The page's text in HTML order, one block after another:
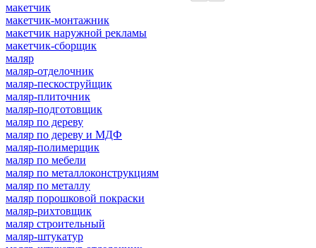
макетчик
макетчик-монтажник
макетчик наружной рекламы
макетчик-сборщик
маляр
маляр-отделочник
маляр-пескоструйщик
маляр-плиточник
маляр-подготовщик
маляр по дереву
маляр по дереву и МДФ
маляр-полимерщик
маляр по мебели
маляр по металлоконструкциям
маляр по металлу
маляр порошковой покраски
маляр-рихтовщик
маляр строительный
маляр-штукатур